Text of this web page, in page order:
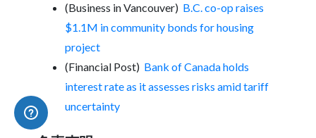
(Business in Vancouver) B.C. co-op raises
$1.1M in community bonds for housing
project
(Financial Post) Bank of Canada holds
interest rate as it assesses risks amid tariff
uncertainty